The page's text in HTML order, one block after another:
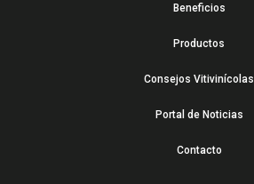
Beneficios
Productos
Consejos Vitivinícolas
Portal de Noticias
Contacto